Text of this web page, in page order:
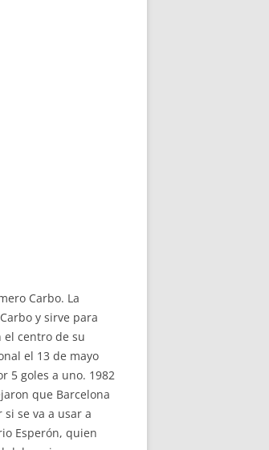
Carbo. La
y sirve para
centro de su
el 13 de mayo
5 goles a uno. 1982
que Barcelona
se va a usar a
Esperón, quien